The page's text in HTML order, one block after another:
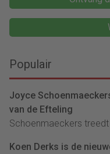
Populair
Joyce
van de Efteling
Schoenmaeckers
Koen Derks is de